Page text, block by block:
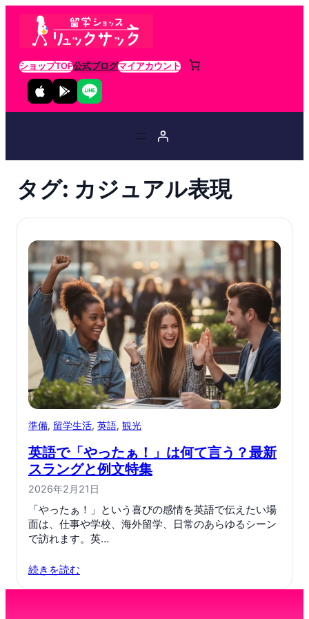
ショップTOP公式ブログマイアカウント
タグ: カジュアル表現
準備, 留学生活, 英語, 観光
英語で「やったぁ！」は何て言う？最新
スラングと例文特集
2026年2月21日
「やったぁ！」という喜びの感情を英語で伝えたい場
面は、仕事や学校、海外留学、日常のあらゆるシーン
で訪れます。英…
続きを読む